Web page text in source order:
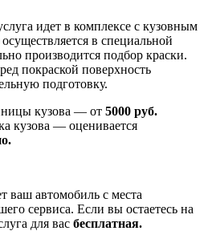
идет в комплексе с кузовным
в специальной
производится подбор краски.
покраской поверхность
подготовку.
кузова — от 5000 руб.
кузова — оценивается
ваш автомобиль с места
сервиса. Если вы остаетесь на
для вас бесплатная.